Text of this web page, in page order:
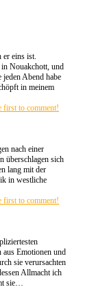
eins ist.
in Nouakchott, und
Abend habe
in meinem
first to comment!
nach einer
überschlagen sich
lang mit der
in westliche
first to comment!
Emotionen und
sie verursachten
Allmacht ich
sie…